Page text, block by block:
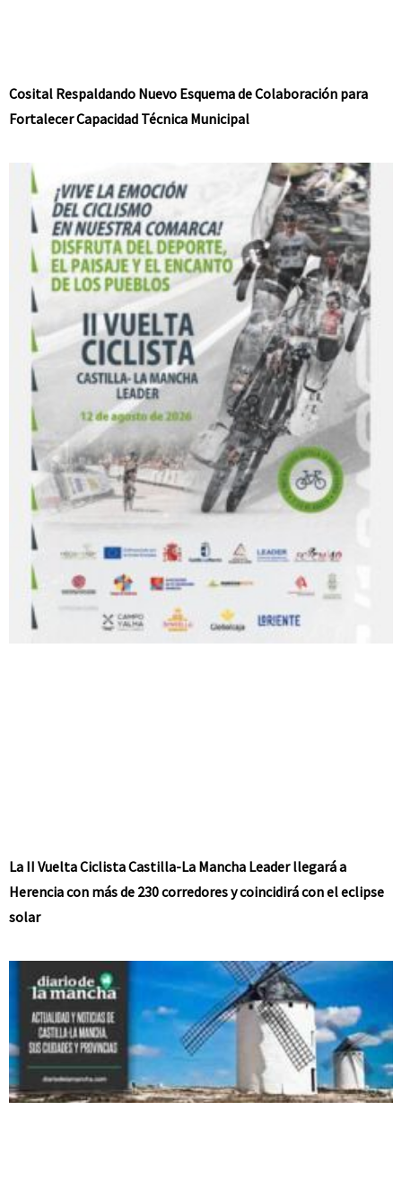
Cosital Respaldando Nuevo Esquema de Colaboración para
Fortalecer Capacidad Técnica Municipal
La II Vuelta Ciclista Castilla-La Mancha Leader llegará a
Herencia con más de 230 corredores y coincidirá con el eclipse
solar